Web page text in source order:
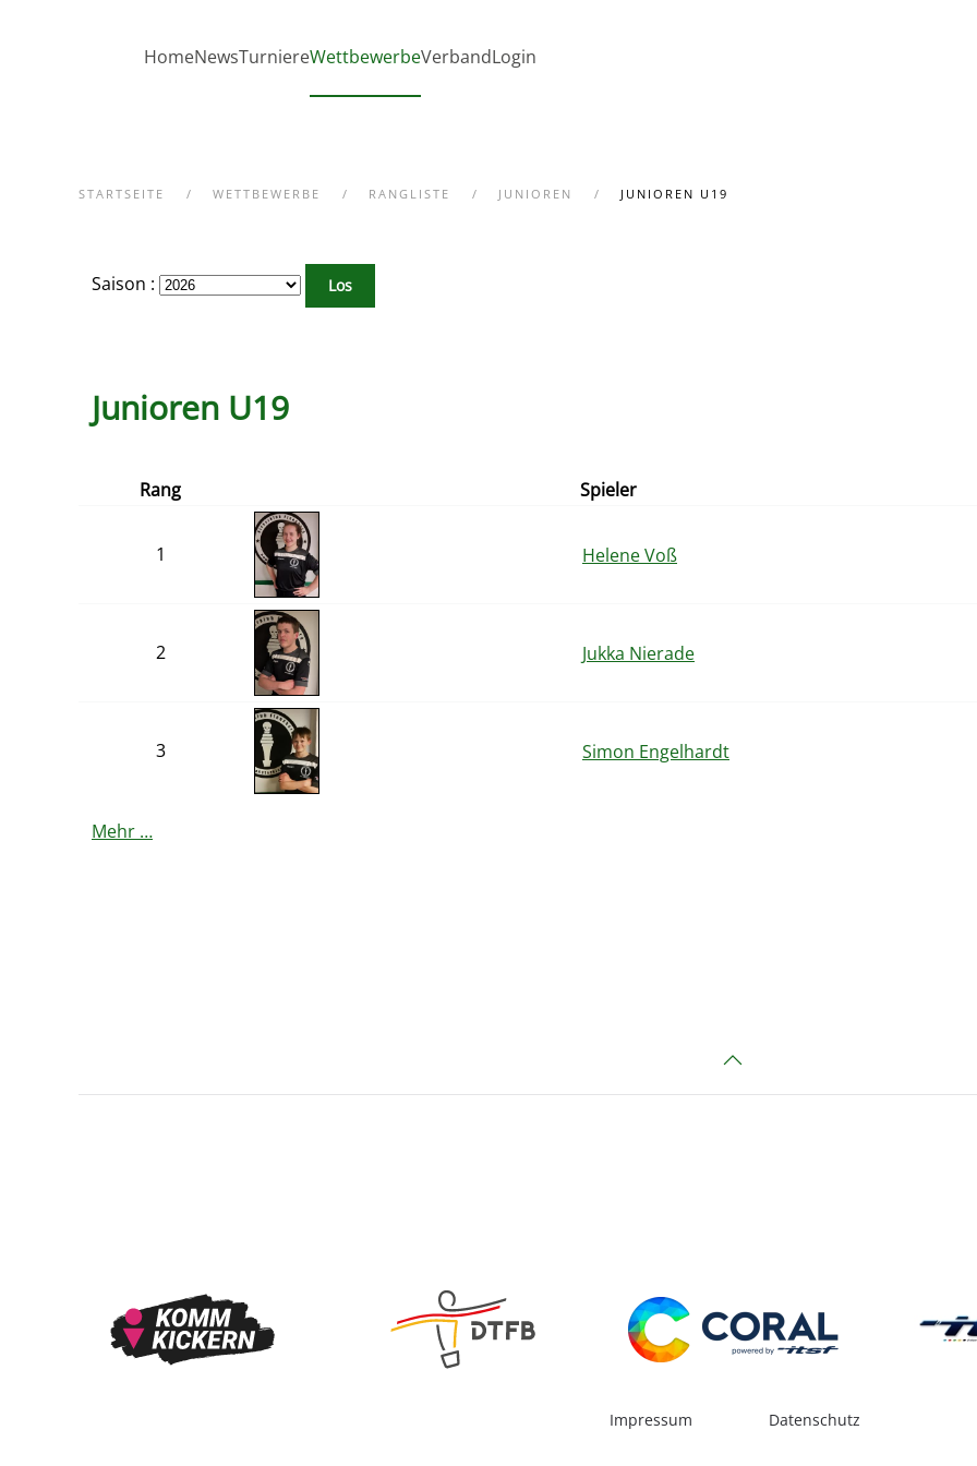
Zum Hauptinhalt springen
HomeNewsTurniereWettbewerbeVerbandLogin
STARTSEITE WETTBEWERBE RANGLISTE JUNIOREN JUNIOREN U19
Saison :
Junioren U19
Rang Spieler
1 Helene Voß
2 Jukka Nierade
3 Simon Engelhardt
Mehr …
Impressum Datenschutz